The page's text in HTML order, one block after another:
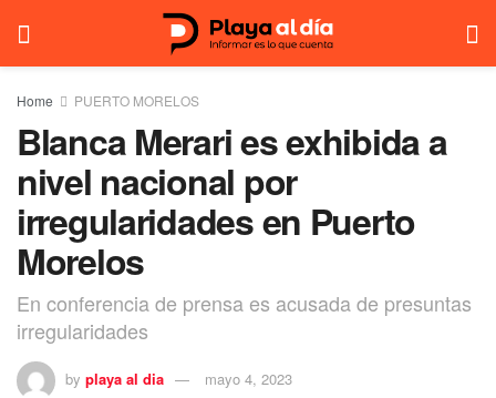
Home PUERTO MORELOS
Blanca Merari es exhibida a
nivel nacional por
irregularidades en Puerto
Morelos
En conferencia de prensa es acusada de presuntas
irregularidades
by playa al dia mayo 4, 2023